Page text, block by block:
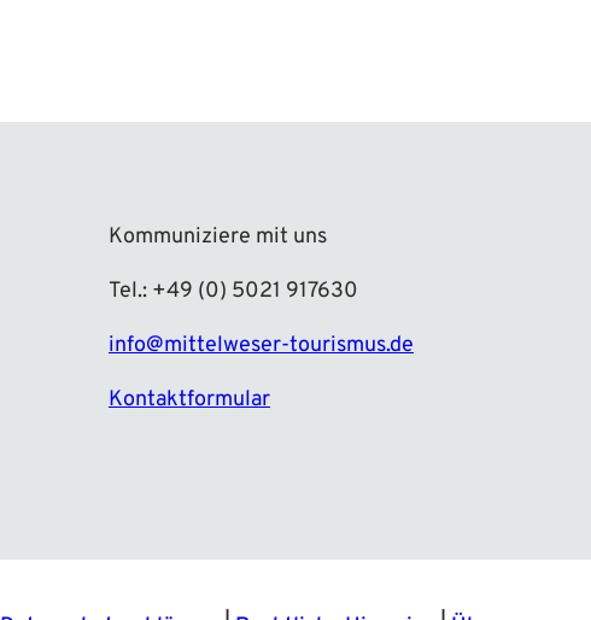
Kommuniziere mit uns
Tel.: +49 (0) 5021 917630
info@mittelweser-tourismus.de
Kontaktformular